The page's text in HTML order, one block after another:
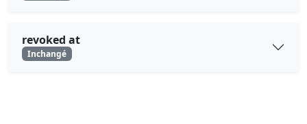
revoked at
Inchangé